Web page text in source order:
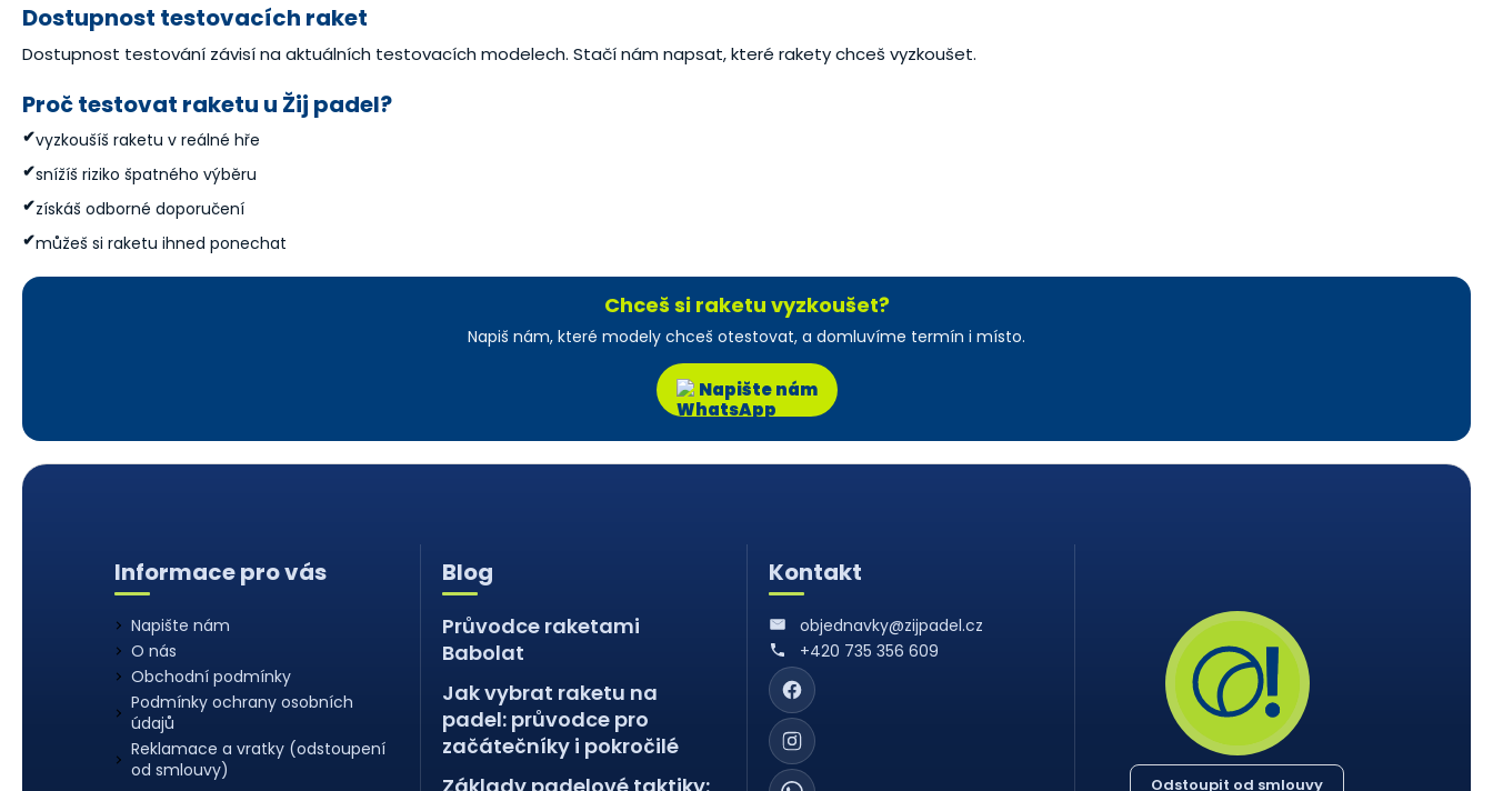
Dostupnost testovacích raket
Dostupnost testování závisí na aktuálních testovacích modelech. Stačí nám napsat, které rakety chceš vyzkoušet.
Proč testovat raketu u Žij padel?
✔vyzkoušíš raketu v reálné hře
✔snížíš riziko špatného výběru
✔získáš odborné doporučení
✔můžeš si raketu ihned ponechat
Chceš si raketu vyzkoušet?
Napiš nám, které modely chceš otestovat, a domluvíme termín i místo.
Napište nám
Informace pro vás
Napište nám
O nás
Obchodní podmínky
Podmínky ochrany osobních
údajů
Reklamace a vratky (odstoupení
od smlouvy)
Blog
Průvodce raketami
Babolat
Jak vybrat raketu na
padel: průvodce pro
začátečníky i pokročilé
Kontakt
objednavky@zijpadel.cz
+420 735 356 609
Odstoupit od smlouvy